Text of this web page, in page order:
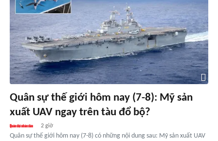
Quân sự thế giới hôm nay (7-8): Mỹ sản
xuất UAV ngay trên tàu đổ bộ?
2 giờ
Quân sự thế giới hôm nay (7-8) có những nội dung sau: Mỹ sản xuất UAV